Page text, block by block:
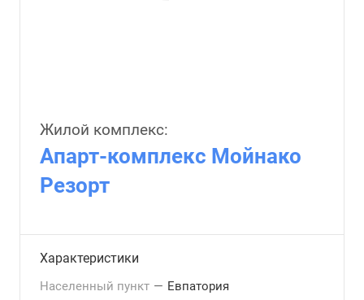
Жилой комплекс:
Апарт-комплекс Мойнако
Резорт
Характеристики
Населенный пункт — Евпатория